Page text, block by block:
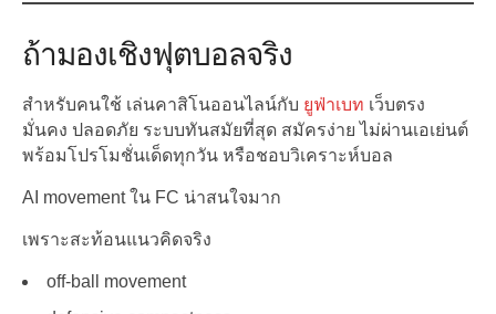
ถ้ามองเชิงฟุตบอลจริง
สำหรับคนใช้ เล่นคาสิโนออนไลน์กับ ยูฟ่าเบท เว็บตรง
มั่นคง ปลอดภัย ระบบทันสมัยที่สุด สมัครง่าย ไม่ผ่านเอเย่นต์
พร้อมโปรโมชั่นเด็ดทุกวัน หรือชอบวิเคราะห์บอล
AI movement ใน FC น่าสนใจมาก
เพราะสะท้อนแนวคิดจริง
off-ball movement